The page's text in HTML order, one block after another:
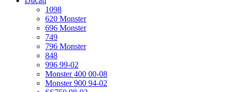
1098
620 Monster
696 Monster
749
796 Monster
848
996 99-02
Monster 400 00-08
Monster 900 94-02